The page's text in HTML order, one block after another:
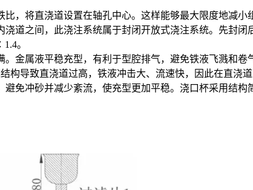
，将直浇道设置在轴孔中心。这样能够最大限度地减
道之间，此浇注系统属于封闭开放式浇注系统。先封
。
金属液平稳充型，有利于型腔排气，避免铁液飞溅和
导致直浇道过高，铁液冲击大、流速快，因此在直浇
免冲砂并减少紊流，使充型更加平稳。浇口杯采用结构